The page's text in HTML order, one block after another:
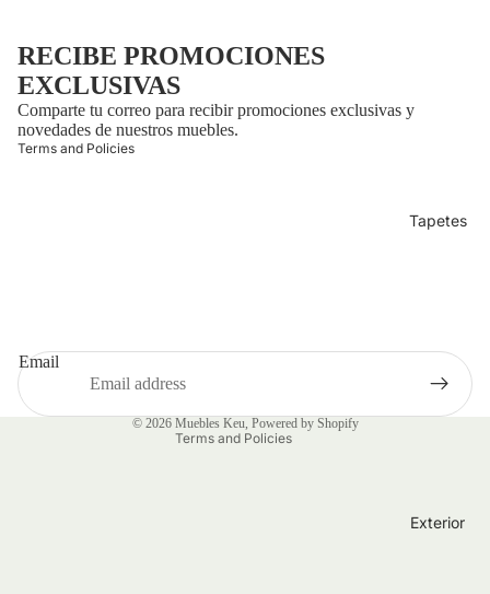
Tapetes
Exterior
RECIBE PROMOCIONES
EXCLUSIVAS
Comparte tu correo para recibir promociones exclusivas y
novedades de nuestros muebles.
Terms and Policies
policy
service
information
Email
© 2026 Muebles Keu Powered by Shopify
Terms and Policies